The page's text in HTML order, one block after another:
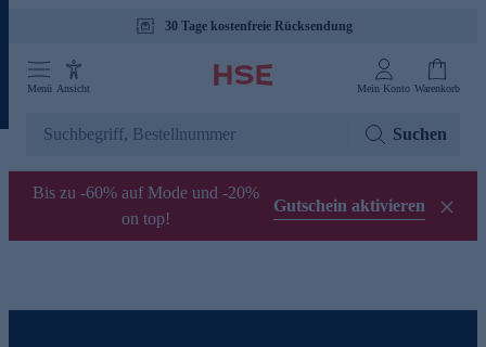
30 Tage kostenfreie Rücksendung
Menü Ansicht Mein Konto Warenkorb
Suchen
Bis zu -60% auf Mode und -20%
on top!
Gutschein aktivieren